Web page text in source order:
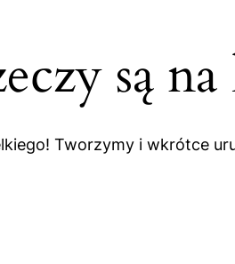
są
Tworzymy i wkrótce